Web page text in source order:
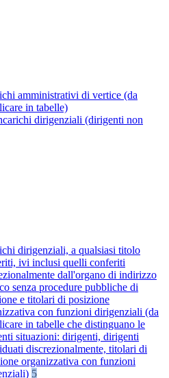
amministrativi di vertice (da
in tabelle)
dirigenziali (dirigenti non
dirigenziali, a qualsiasi titolo
ivi inclusi quelli conferiti
dall'organo di indirizzo
senza procedure pubbliche di
e titolari di posizione
con funzioni dirigenziali (da
in tabelle che distinguano le
situazioni: dirigenti, dirigenti
discrezionalmente, titolari di
organizzativa con funzioni
5